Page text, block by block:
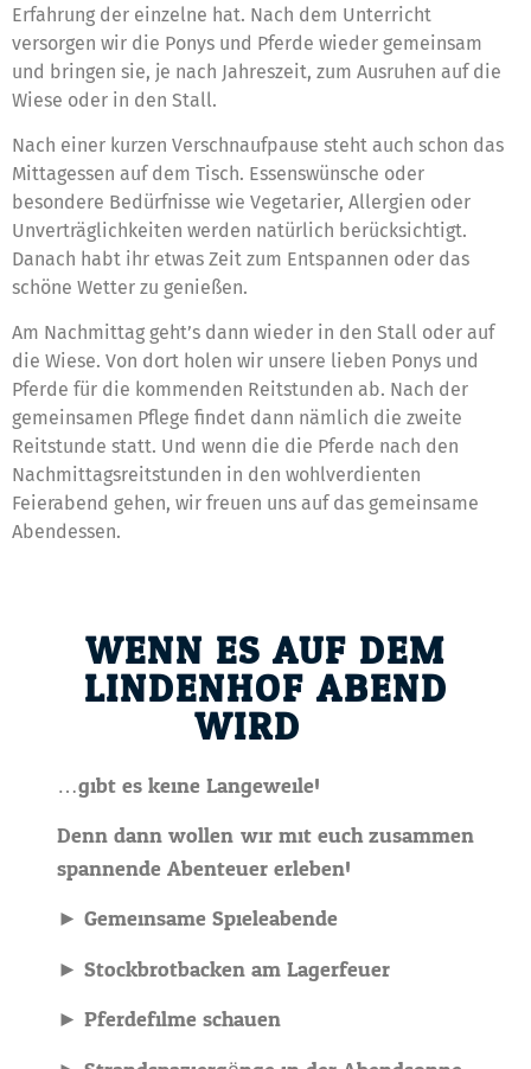
Erfahrung der einzelne hat. Nach dem Unterricht
versorgen wir die Ponys und Pferde wieder gemeinsam
und bringen sie, je nach Jahreszeit, zum Ausruhen auf die
Wiese oder in den Stall.
Nach einer kurzen Verschnaufpause steht auch schon das
Mittagessen auf dem Tisch. Essenswünsche oder
besondere Bedürfnisse wie Vegetarier, Allergien oder
Unverträglichkeiten werden natürlich berücksichtigt.
Danach habt ihr etwas Zeit zum Entspannen oder das
schöne Wetter zu genießen.
Am Nachmittag geht’s dann wieder in den Stall oder auf
die Wiese. Von dort holen wir unsere lieben Ponys und
Pferde für die kommenden Reitstunden ab. Nach der
gemeinsamen Pflege findet dann nämlich die zweite
Reitstunde statt. Und wenn die die Pferde nach den
Nachmittagsreitstunden in den wohlverdienten
Feierabend gehen, wir freuen uns auf das gemeinsame
Abendessen.
WENN ES AUF DEM
LINDENHOF ABEND
WIRD...
…gibt es keine Langeweile!
Denn dann wollen wir mit euch zusammen
spannende Abenteuer erleben!
► Gemeinsame Spieleabende
► Stockbrotbacken am Lagerfeuer
► Pferdefilme schauen